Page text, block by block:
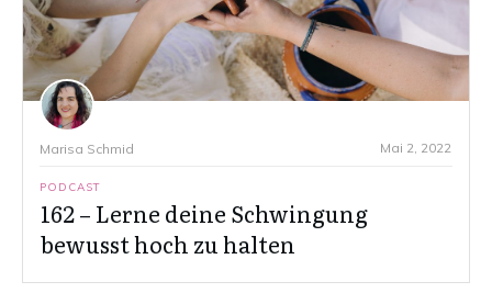
Marisa Schmid Mai 2, 2022
PODCAST
162 – Lerne deine Schwingung
bewusst hoch zu halten